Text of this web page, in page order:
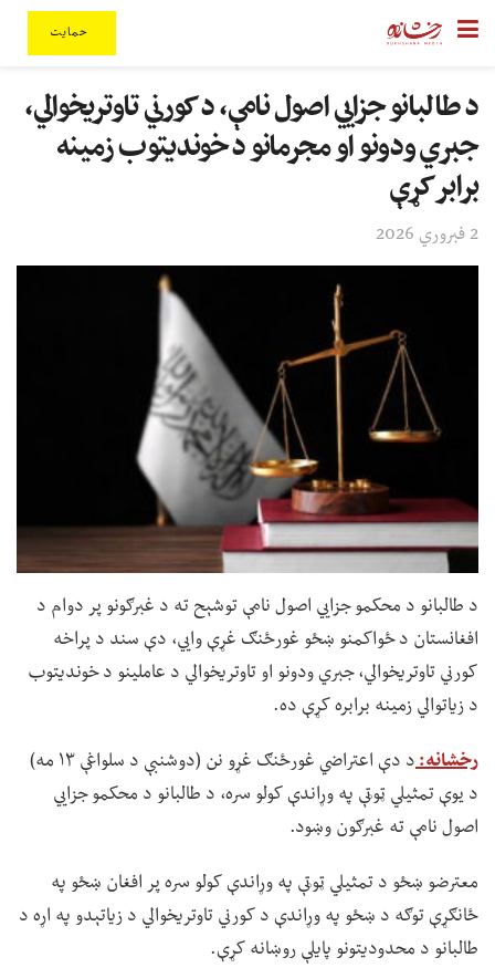
حمایت
د طالبانو جزايي اصول نامې، د کورني تاوتریخوالي،
جبري ودونو او مجرمانو د خوندیتوب زمینه
برابر کړې
2 فبروري 2026
د طالبانو د محکمو جزايي اصول نامې توشېح ته د غبرګونو پر دوام د
افغانستان د ځواکمنو ښځو غورځنګ غړې وايي، دې سند د پراخه
کورني تاوتریخوالي، جبري ودونو او تاوتریخوالي د عاملینو د خوندیتوب
د زیاتوالي زمینه برابره کړې ده.
رخشانه:
د دې اعتراضي غورځنګ غړو نن (دوشنبې د سلواغې ۱۳ مه)
د یوې تمثیلي ټوټې په وړاندې کولو سره، د طالبانو د محکمو جزايي
اصول نامې ته غبرګون وښود.
معترضو ښځو د تمثیلي ټوټې په وړاندې کولو سره پر افغان ښځو په
ځانګړې توګه د ښځو په وړاندې د کورني تاوتریخوالي د زیاتېدو په اړه د
طالبانو د محدودیتونو پایلې روښانه کړې.